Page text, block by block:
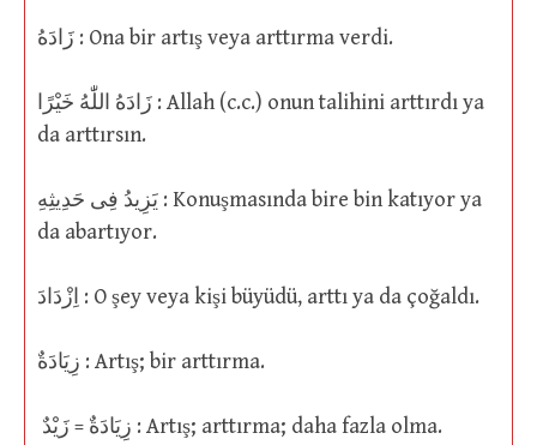
زَادَهُ : Ona bir artış veya arttırma verdi.
زَادَهُ اللّٰهُ خَيْرًا : Allah (c.c.) onun talihini arttırdı ya
da arttırsın.
يَزِيدُ فِى حَدِيثِهِ : Konuşmasında bire bin katıyor ya
da abartıyor.
اِزْدَادَ : O şey veya kişi büyüdü, arttı ya da çoğaldı.
زِيَادَةٌ : Artış; bir arttırma.
زِيَادَةٌ = زَيْدٌ : Artış; arttırma; daha fazla olma.